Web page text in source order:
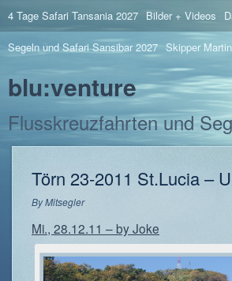
4 Tage Safari Tansania 2027 Bilder + Videos
Segeln und Safari Sansibar 2027 Skipper Martin
blu:venture
Flusskreuzfahrten und
Törn 23-2011 St.Lucia –
ByMitsegler
Mi., 28.12.11 – by Joke